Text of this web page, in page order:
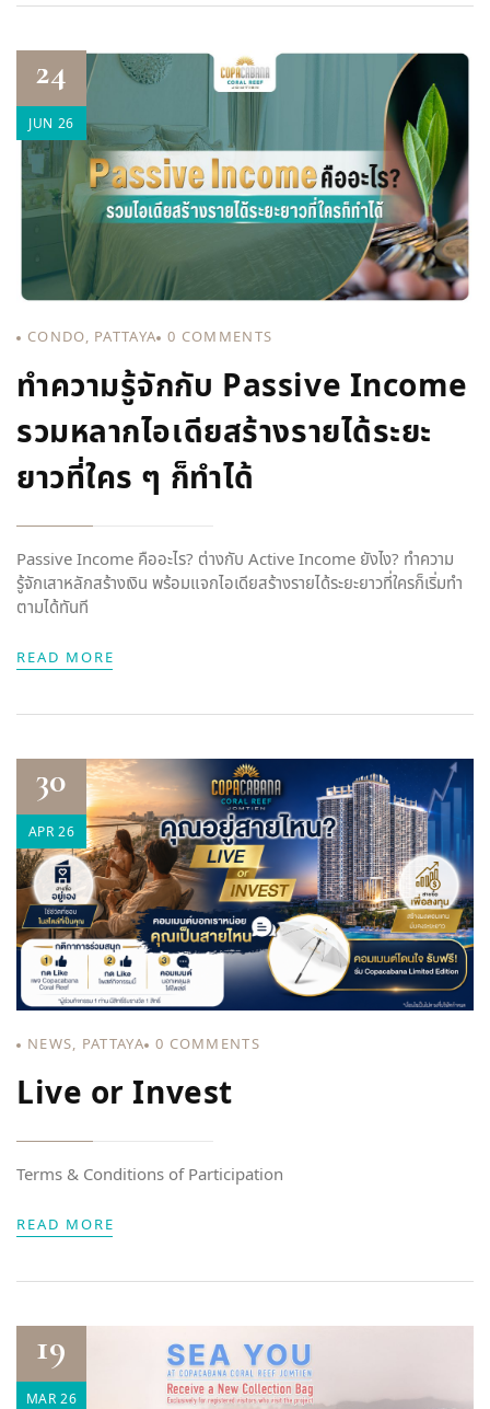
24
JUN 26
CONDO, PATTAYA 0 COMMENTS
ทำความรู้จักกับ Passive Income
รวมหลากไอเดียสร้างรายได้ระยะ
ยาวที่ใคร ๆ ก็ทำได้
Passive Income คืออะไร? ต่างกับ Active Income ยังไง? ทำความ
รู้จักเสาหลักสร้างเงิน พร้อมแจกไอเดียสร้างรายได้ระยะยาวที่ใครก็เริ่มทำ
ตามได้ทันที
READ MORE
30
APR 26
NEWS, PATTAYA 0 COMMENTS
Live or Invest
Terms & Conditions of Participation
READ MORE
19
MAR 26